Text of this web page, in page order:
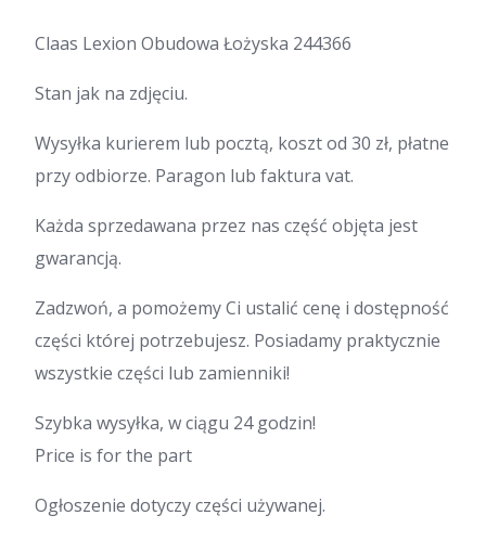
Claas Lexion Obudowa Łożyska 244366
Stan jak na zdjęciu.
Wysyłka kurierem lub pocztą, koszt od 30 zł, płatne
przy odbiorze. Paragon lub faktura vat.
Każda sprzedawana przez nas część objęta jest
gwarancją.
Zadzwoń, a pomożemy Ci ustalić cenę i dostępność
części której potrzebujesz. Posiadamy praktycznie
wszystkie części lub zamienniki!
Szybka wysyłka, w ciągu 24 godzin!
Price is for the part
Ogłoszenie dotyczy części używanej.